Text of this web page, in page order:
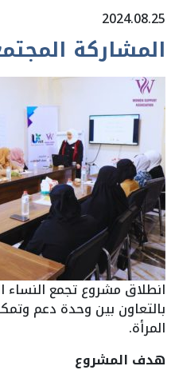
2024.08.25
المشاركة
انطلاق مشروع تجمع النساء
بالتعاون بين وحدة دعم
المرأة.
هدف المشروع